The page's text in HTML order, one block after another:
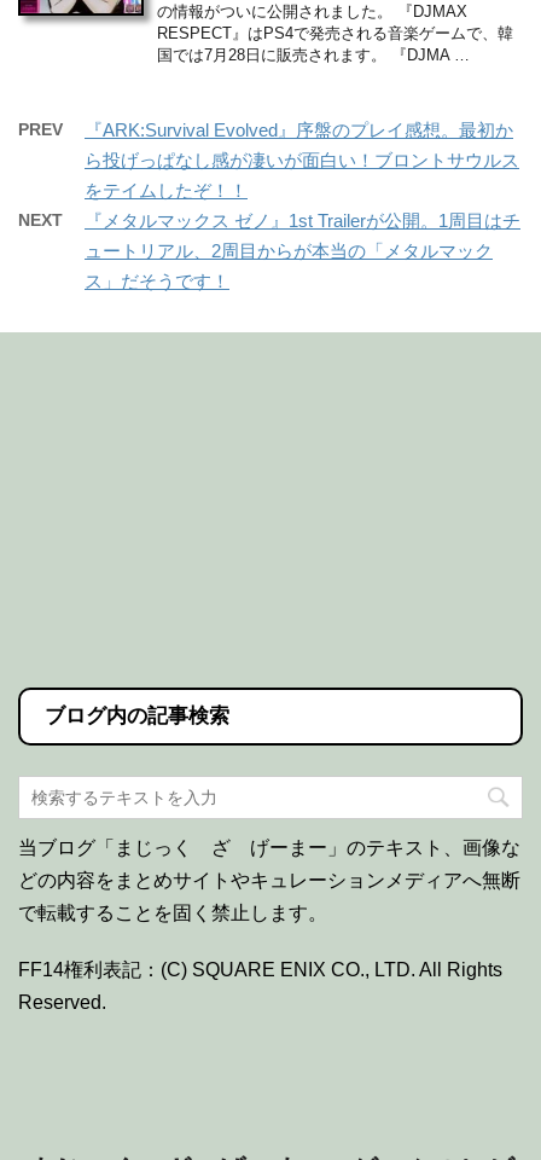
の情報がついに公開されました。 『DJMAX
RESPECT』はPS4で発売される音楽ゲームで、韓
国では7月28日に販売されます。 『DJMA …
PREV
『ARK:Survival Evolved』序盤のプレイ感想。最初か
ら投げっぱなし感が凄いが面白い！ブロントサウルス
をテイムしたぞ！！
NEXT
『メタルマックス ゼノ』1st Trailerが公開。1周目はチ
ュートリアル、2周目からが本当の「メタルマック
ス」だそうです！
ブログ内の記事検索
当ブログ「まじっく ざ げーまー」のテキスト、画像な
どの内容をまとめサイトやキュレーションメディアへ無断
で転載することを固く禁止します。
FF14権利表記：(C) SQUARE ENIX CO., LTD. All Rights
Reserved.